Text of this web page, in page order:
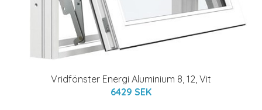
Vridfönster Energi Aluminium 8, 12, Vit
6429 SEK